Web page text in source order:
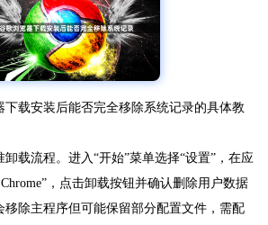
下载安装后能否完全移除系统记录的具体教
载流程。进入“开始”菜单选择“设置”，在应
，点击卸载按钮并确认删除用户数据
移除主程序但可能保留部分配置文件，需配